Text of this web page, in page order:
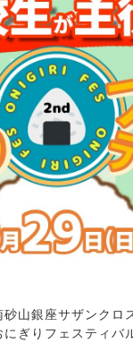
砂山銀座サザンクロ
ぎりフェスティバ